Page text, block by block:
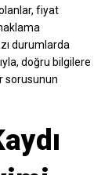
fiyat
durumlarda
doğru bilgilere
sorusunun